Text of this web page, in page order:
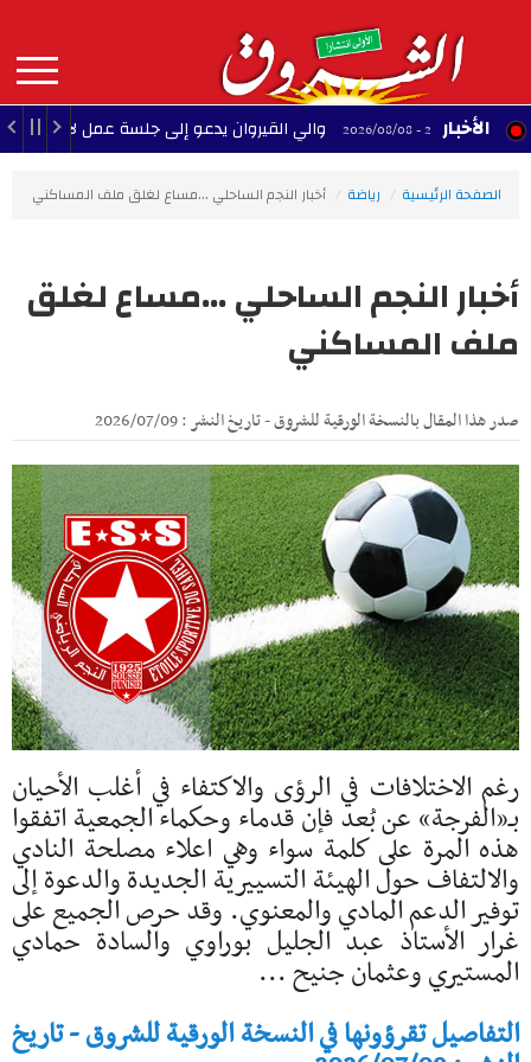
contenu
principal
MAIN
NAVIGATION الأخبار22:35 - 2026/08/08 والي القيروان يدعو إلى جلسة عمل لإنقاذ الشبيبة
الصفحة الرئيسية رياضة أخبار النجم الساحلي ...مساع لغلق ملف المساكني
أخبار النجم الساحلي ...مساع لغلق
ملف المساكني
صدر هذا المقال بالنسخة الورقية للشروق - تاريخ النشر : 2026/07/09
رغم الاختلافات في الرؤى والاكتفاء في أغلب الأحيان
بـ«الفرجة» عن بُعد فإن قدماء وحكماء الجمعية اتفقوا
هذه المرة على كلمة سواء وهي اعلاء مصلحة النادي
والالتفاف حول الهيئة التسييرية الجديدة والدعوة إلى
توفير الدعم المادي والمعنوي. وقد حرص الجميع على
غرار الأستاذ عبد الجليل بوراوي والسادة حمادي
المستيري وعثمان جنيح ...
التفاصيل تقرؤونها في النسخة الورقية للشروق - تاريخ